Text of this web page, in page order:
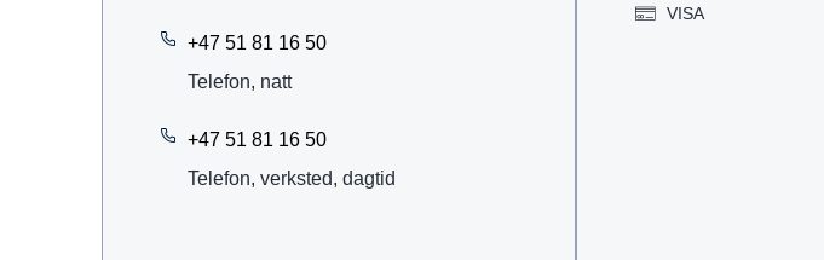
+47 51 81 16 50
Telefon, natt
+47 51 81 16 50
Telefon, verksted, dagtid
VISA